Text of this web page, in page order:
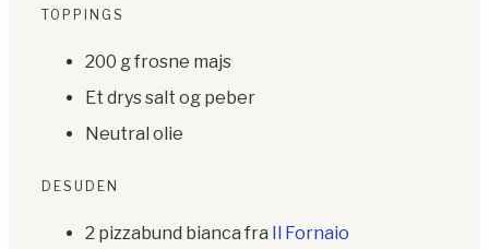
TOPPINGS
200 g frosne majs
Et drys salt og peber
Neutral olie
DESUDEN
2 pizzabund bianca fra
Il Fornaio